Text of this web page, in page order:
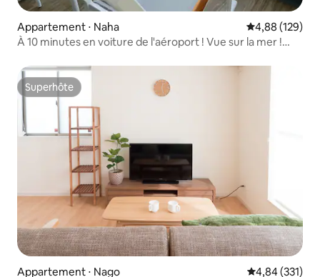
Appartement ⋅ Naha Évaluation
4,88 (129)
À 10 minutes en voiture de l'aéroport ! Vue sur la mer !
Jusqu'à 5 personnes peuvent y séjourner !
Superhôte
Superhôte
Appartement ⋅ Nago Évaluation
4,84 (331)